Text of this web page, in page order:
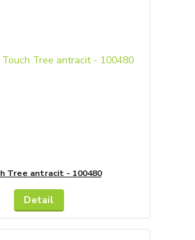
Tree antracit - 100480
Detail